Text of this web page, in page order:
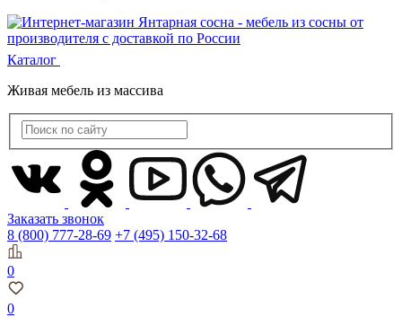
Каталог
Живая мебель из массива
Заказать звонок
8 (800) 777-28-69 +7 (495) 150-32-68
0
0